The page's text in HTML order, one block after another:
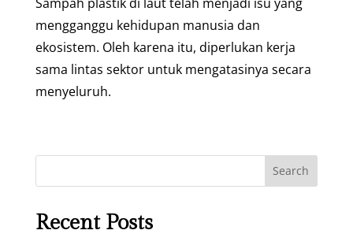
mengganggu kehidupan manusia dan
ekosistem. Oleh karena itu, diperlukan kerja
sama lintas sektor untuk mengatasinya secara
menyeluruh.
Search
Recent Posts